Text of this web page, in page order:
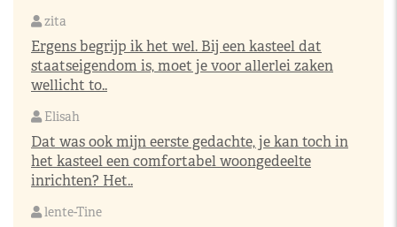
zita
Ergens begrijp ik het wel. Bij een kasteel dat
staatseigendom is, moet je voor allerlei zaken
wellicht to..
Elisah
Dat was ook mijn eerste gedachte, je kan toch in
het kasteel een comfortabel woongedeelte
inrichten? Het..
lente-Tine